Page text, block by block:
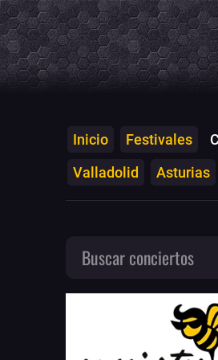
Inicio Festivales
Valladolid
Asturias
Buscar conciertos